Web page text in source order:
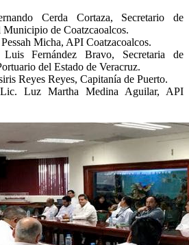
Cerda Cortaza, Secretario de
de Coatzcaoalcos.
Micha, API Coatzacoalcos.
Fernández Bravo, Secretaria de
del Estado de Veracruz.
Reyes Reyes, Capitanía de Puerto.
Luz Martha Medina Aguilar, API